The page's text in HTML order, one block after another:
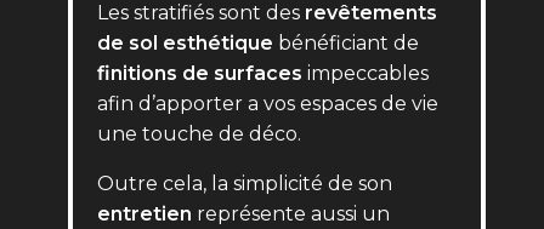
Les stratifiés sont des revêtements
de sol esthétique bénéficiant de
finitions de surfaces impeccables
afin d’apporter a vos espaces de vie
une touche de déco.
Outre cela, la simplicité de son
entretien représente aussi un